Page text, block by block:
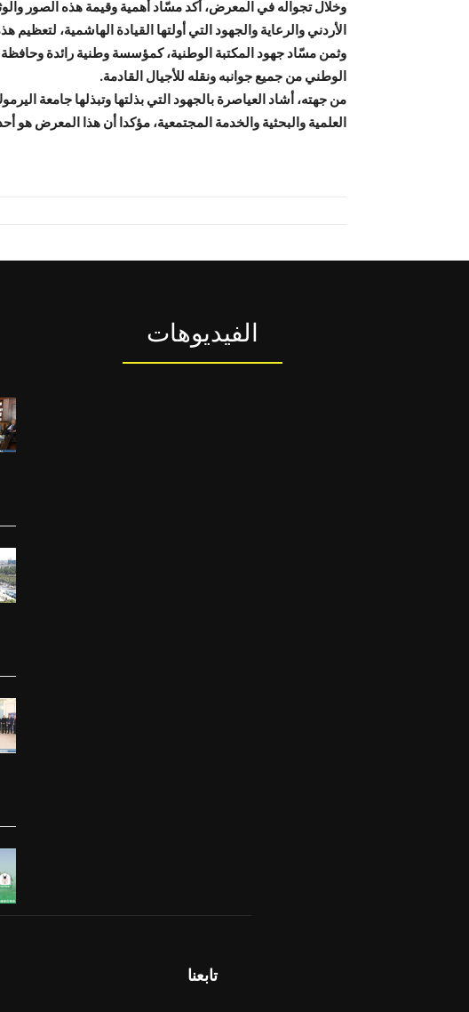
وخلال تجواله في المعرض، أكد مسّاد أهمية وقيمة هذه الصور
الأردني والرعاية والجهود التي أولتها القيادة الهاشمية،
وثمن مسّاد جهود المكتبة الوطنية، كمؤسسة وطنية رائدة وحافظة
الوطني من جميع جوانبه ونقله للأجيال القادمة.
من جهته، أشاد العياصرة بالجهود التي بذلتها وتبذلها جامعة
العلمية والبحثية والخدمة المجتمعية، مؤكدا أن هذا المعرض هو
الفيديوهات
تابعنا